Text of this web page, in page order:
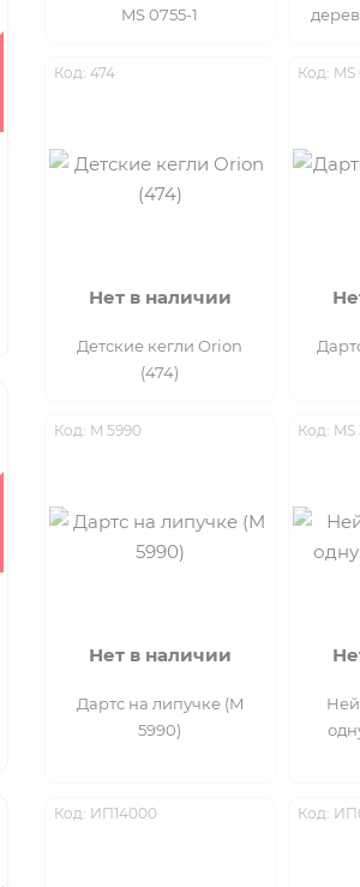
MS 0755-1
Код: 474
Нет в наличии
Детские кегли Orion
(474)
Код: MS
Код: M 5990
Нет в наличии
Дартс на липучке (M
5990)
Код: MS
Код: ИП14000 Код: